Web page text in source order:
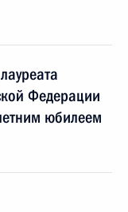
Федерации
юбилеем